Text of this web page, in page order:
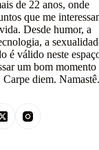
que me interessam